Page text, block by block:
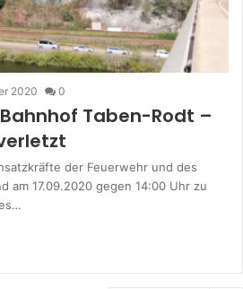
2020 0
Taben-Rodt –
der Feuerwehr und des
am 17.09.2020 gegen 14:00 Uhr zu